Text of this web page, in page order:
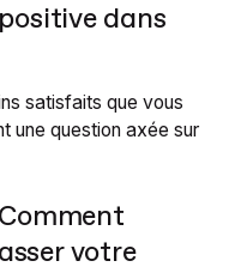
dans
satisfaits que vous
une question axée sur
votre